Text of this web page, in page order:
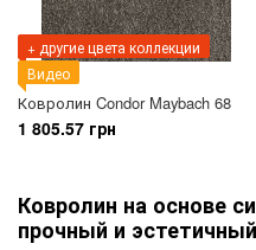
+ другие цвета коллекции
Видео
Ковролин Condor Maybach 68
1 805.57 грн
Ковролин на основе
прочный и эстетичный